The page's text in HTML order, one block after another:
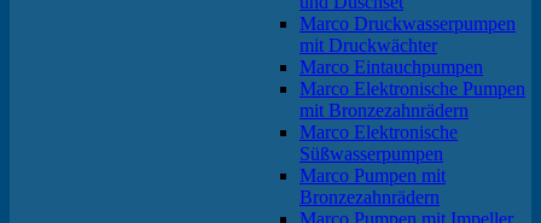
Marco Druckwasserpumpen
mit Druckwächter
Marco Eintauchpumpen
Marco Elektronische Pumpen
mit Bronzezahnrädern
Marco Elektronische
Süßwasserpumpen
Marco Pumpen mit
Bronzezahnrädern
Marco Pumpen mit Impeller